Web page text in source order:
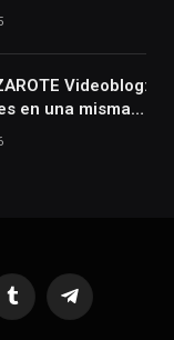
actividad
Videoblog:
en una misma
años
Tumblr Telegram